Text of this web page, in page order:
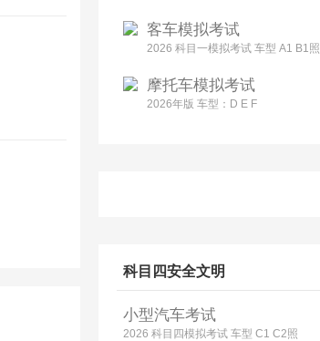
客车模拟考试
2026 科目一模拟考试 车型 A1 B1照
摩托车模拟考试
2026年版 车型：D E F
科目四安全文明
小型汽车考试
2026 科目四模拟考试 车型 C1 C2照